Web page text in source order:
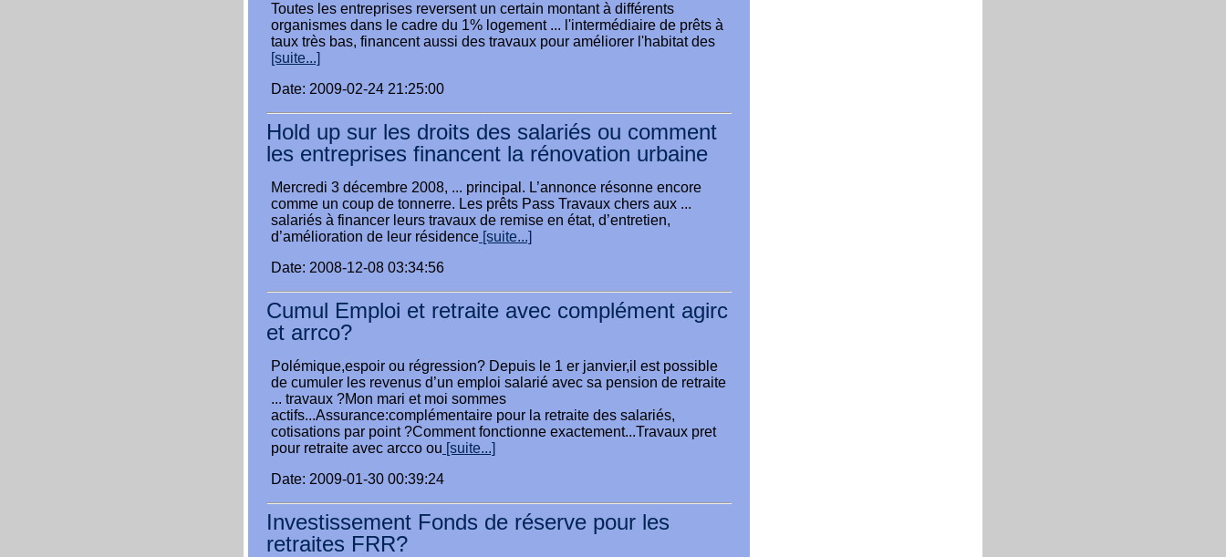
Toutes les entreprises reversent un certain montant à différents
organismes dans le cadre du 1% logement ... l'intermédiaire de prêts à
taux très bas, financent aussi des travaux pour améliorer l'habitat des
[suite...]
Date: 2009-02-24 21:25:00
Hold up sur les droits des salariés ou comment
les entreprises financent la rénovation urbaine
Mercredi 3 décembre 2008, ... principal. L’annonce résonne encore
comme un coup de tonnerre. Les prêts Pass Travaux chers aux ...
salariés à financer leurs travaux de remise en état, d’entretien,
d’amélioration de leur résidence [suite...]
Date: 2008-12-08 03:34:56
Cumul Emploi et retraite avec complément agirc
et arrco?
Polémique,espoir ou régression? Depuis le 1 er janvier,il est possible
de cumuler les revenus d’un emploi salarié avec sa pension de retraite
... travaux ?Mon mari et moi sommes
actifs...Assurance:complémentaire pour la retraite des salariés,
cotisations par point ?Comment fonctionne exactement...Travaux pret
pour retraite avec arcco ou [suite...]
Date: 2009-01-30 00:39:24
Investissement Fonds de réserve pour les
retraites FRR?